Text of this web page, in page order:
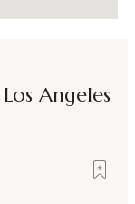
Los Angeles